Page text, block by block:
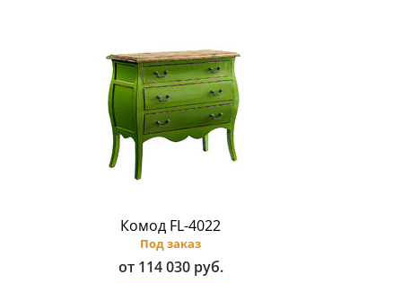
Комод FL-4022
Под заказ
от 114 030 руб.